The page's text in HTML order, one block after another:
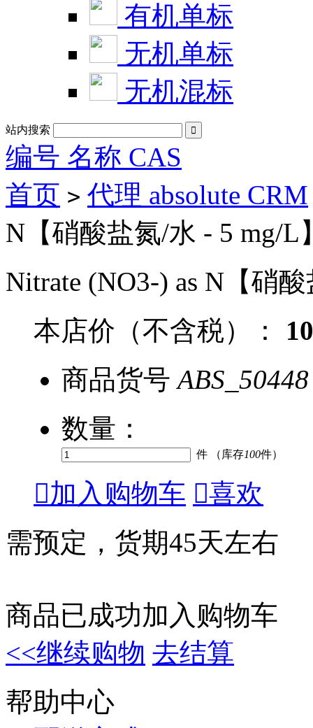
有机单标
无机单标
无机混标
站内搜索 
编号 名称 CAS
首页 > 代理 absolute CRM
N【硝酸盐氮/水 - 5 mg/L
Nitrate (NO3-) as N【硝
本店价（不含税）：
商品货号 ABS_50448
数量：
件 （库存100件）
加入购物车 喜欢
需预定，货期45天左右
商品已成功加入购物车
<<继续购物 去结算
帮助中心